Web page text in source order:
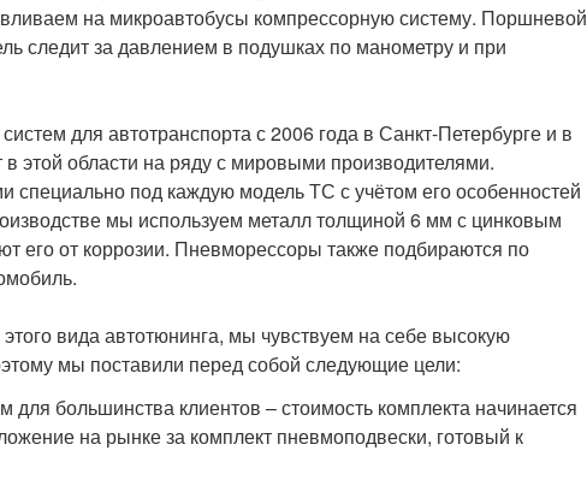
на микроавтобусы компрессорную систему. Поршневой
следит за давлением в подушках по манометру и при
для автотранспорта с 2006 года в Санкт-Петербурге и в
области на ряду с мировыми производителями.
под каждую модель ТС с учётом его особенностей
мы используем металл толщиной 6 мм с цинковым
его от коррозии. Пневморессоры также подбираются по
вида автотюнинга, мы чувствуем на себе высокую
мы поставили перед собой следующие цели:
большинства клиентов – стоимость комплекта начинается
на рынке за комплект пневмоподвески, готовый к